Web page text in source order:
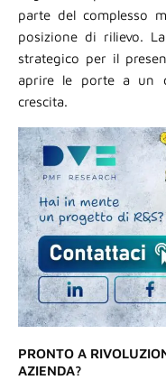
parte del complesso
posizione di rilievo.
strategico per il
aprire le porte a un
crescita.
PRONTO A
AZIENDA?